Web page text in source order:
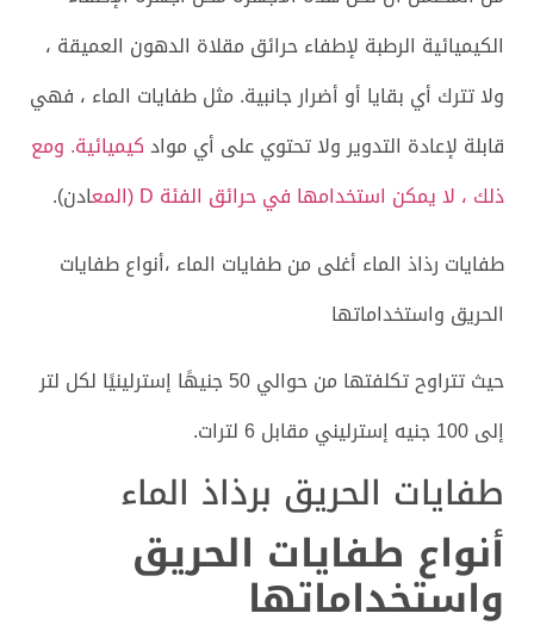
الكيميائية الرطبة لإطفاء حرائق مقلاة الدهون العميقة ،
ولا تترك أي بقايا أو أضرار جانبية. مثل طفايات الماء ، فهي
قابلة لإعادة التدوير ولا تحتوي على أي موادكيميائية. ومع
ذلك ، لا يمكن استخدامها في حرائق الفئة D (المع
ادن).
طفايات رذاذ الماء أغلى من طفايات الماء ،أنواع طفايات
الحريق واستخداماتها
حيث تتراوح تكلفتها من حوالي 50 جنيهًا إسترلينيًا لكل لتر
إلى 100 جنيه إسترليني مقابل 6 لترات.
طفايات الحريق برذاذ الماء
أنواع طفايات الحريق
واستخداماتها